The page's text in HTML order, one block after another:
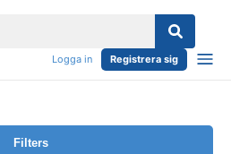
Logga in Registrera sig
Filters